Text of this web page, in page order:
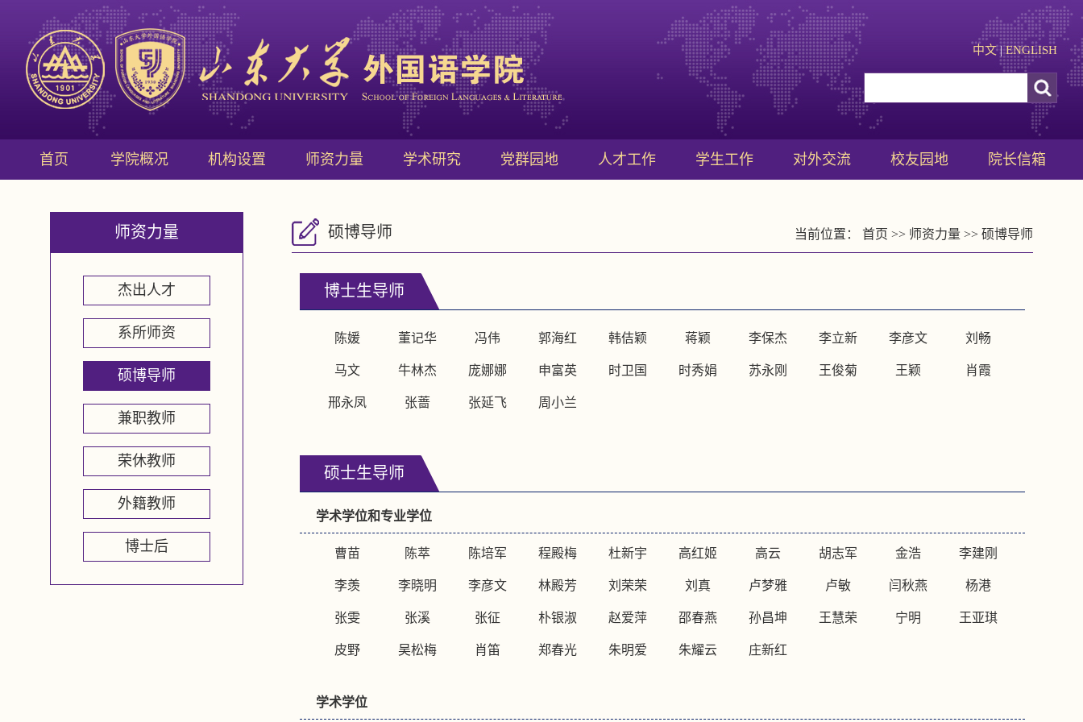
中文|ENGLISH
首页 学院概况 机构设置 师资力量 学术研究 党群园地 人才工作 学生工作 对外交流 校友园地 院长信箱
师资力量
杰出人才
系所师资
硕博导师
兼职教师
荣休教师
外籍教师
博士后
硕博导师 当前位置： 首页 >> 师资力量 >> 硕博导师
博士生导师
陈媛 董记华 冯伟 郭海红 韩佶颖 蒋颖 李保杰 李立新 李彦文 刘畅
马文 牛林杰 庞娜娜 申富英 时卫国 时秀娟 苏永刚 王俊菊 王颖 肖霞
邢永凤 张蔷 张延飞 周小兰
硕士生导师
学术学位和专业学位
曹苗 陈萃 陈培军 程殿梅 杜新宇 高红姬 高云 胡志军 金浩 李建刚
李羡 李晓明 李彦文 林殿芳 刘荣荣 刘真 卢梦雅 卢敏 闫秋燕 杨港
张雯 张溪 张征 朴银淑 赵爱萍 邵春燕 孙昌坤 王慧荣 宁明 王亚琪
皮野 吴松梅 肖笛 郑春光 朱明爱 朱耀云 庄新红
学术学位